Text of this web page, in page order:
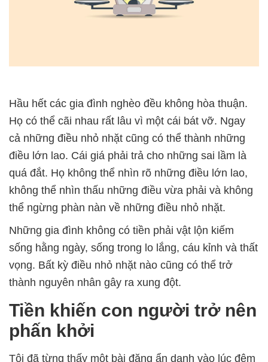
Hầu hết các gia đình nghèo đều không hòa thuận.
Họ có thể cãi nhau rất lâu vì một cái bát vỡ. Ngay
cả những điều nhỏ nhặt cũng có thể thành những
điều lớn lao. Cái giá phải trả cho những sai lầm là
quá đắt. Họ không thể nhìn rõ những điều lớn lao,
không thể nhìn thấu những điều vừa phải và không
thể ngừng phàn nàn về những điều nhỏ nhặt.
Những gia đình không có tiền phải vật lộn kiếm
sống hằng ngày, sống trong lo lắng, cáu kỉnh và thất
vọng. Bất kỳ điều nhỏ nhặt nào cũng có thể trở
thành nguyên nhân gây ra xung đột.
Tiền khiến con người trở nên
phấn khởi
Tôi đã từng thấy một bài đăng ẩn danh vào lúc đêm